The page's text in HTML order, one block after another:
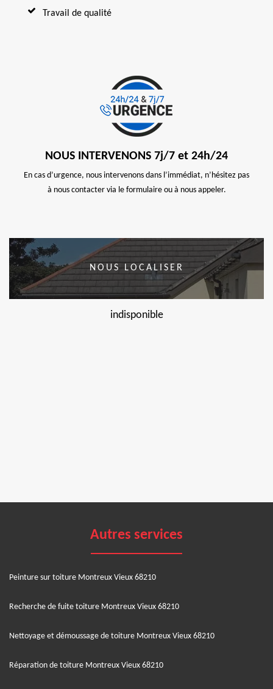
Travail de qualité
NOUS INTERVENONS 7j/7 et 24h/24
En cas d’urgence, nous intervenons dans l’immédiat, n’hésitez pas
à nous contacter via le formulaire ou à nous appeler.
NOUS LOCALISER
indisponible
Autres services
Peinture sur toiture Montreux Vieux 68210
Recherche de fuite toiture Montreux Vieux 68210
Nettoyage et démoussage de toiture Montreux Vieux 68210
Réparation de toiture Montreux Vieux 68210